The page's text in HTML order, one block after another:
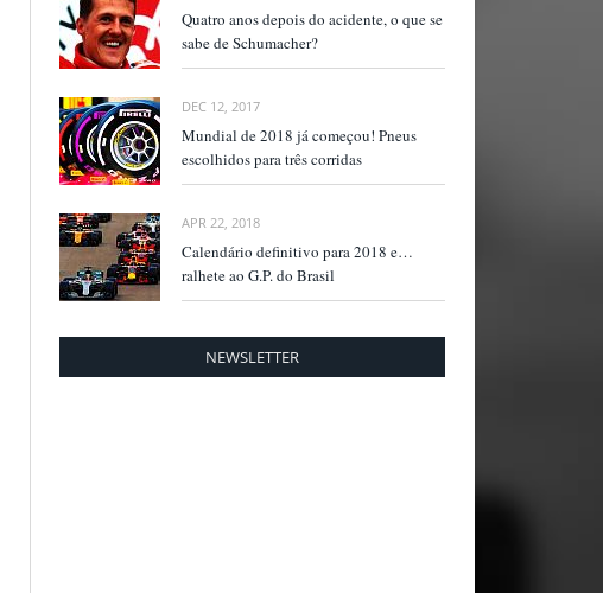
Quatro anos depois do acidente, o que se
sabe de Schumacher?
DEC 12, 2017
Mundial de 2018 já começou! Pneus
escolhidos para três corridas
APR 22, 2018
Calendário definitivo para 2018 e…
ralhete ao G.P. do Brasil
NEWSLETTER